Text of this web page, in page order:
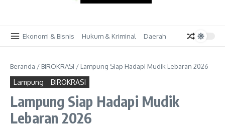
Ekonomi & Bisnis Hukum & Kriminal Daerah
Beranda / BIROKRASI / Lampung Siap Hadapi Mudik Lebaran 2026
Lampung BIROKRASI
Lampung Siap Hadapi Mudik
Lebaran 2026